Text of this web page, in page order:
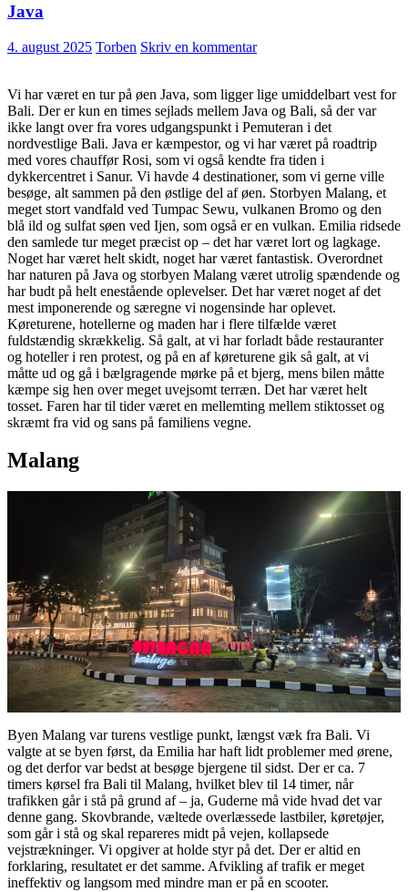
Java
4. august 2025 Torben Skriv en kommentar
Vi har været en tur på øen Java, som ligger lige umiddelbart vest for
Bali. Der er kun en times sejlads mellem Java og Bali, så der var
ikke langt over fra vores udgangspunkt i Pemuteran i det
nordvestlige Bali. Java er kæmpestor, og vi har været på roadtrip
med vores chauffør Rosi, som vi også kendte fra tiden i
dykkercentret i Sanur. Vi havde 4 destinationer, som vi gerne ville
besøge, alt sammen på den østlige del af øen. Storbyen Malang, et
meget stort vandfald ved Tumpac Sewu, vulkanen Bromo og den
blå ild og sulfat søen ved Ijen, som også er en vulkan. Emilia ridsede
den samlede tur meget præcist op – det har været lort og lagkage.
Noget har været helt skidt, noget har været fantastisk. Overordnet
har naturen på Java og storbyen Malang været utrolig spændende og
har budt på helt enestående oplevelser. Det har været noget af det
mest imponerende og særegne vi nogensinde har oplevet.
Køreturene, hotellerne og maden har i flere tilfælde været
fuldstændig skrækkelig. Så galt, at vi har forladt både restauranter
og hoteller i ren protest, og på en af køreturene gik så galt, at vi
måtte ud og gå i bælgragende mørke på et bjerg, mens bilen måtte
kæmpe sig hen over meget uvejsomt terræn. Det har været helt
tosset. Faren har til tider været en mellemting mellem stiktosset og
skræmt fra vid og sans på familiens vegne.
Malang
Byen Malang var turens vestlige punkt, længst væk fra Bali. Vi
valgte at se byen først, da Emilia har haft lidt problemer med ørene,
og det derfor var bedst at besøge bjergene til sidst. Der er ca. 7
timers kørsel fra Bali til Malang, hvilket blev til 14 timer, når
trafikken går i stå på grund af – ja, Guderne må vide hvad det var
denne gang. Skovbrande, væltede overlæssede lastbiler, køretøjer,
som går i stå og skal repareres midt på vejen, kollapsede
vejstrækninger. Vi opgiver at holde styr på det. Der er altid en
forklaring, resultatet er det samme. Afvikling af trafik er meget
ineffektiv og langsom med mindre man er på en scooter.